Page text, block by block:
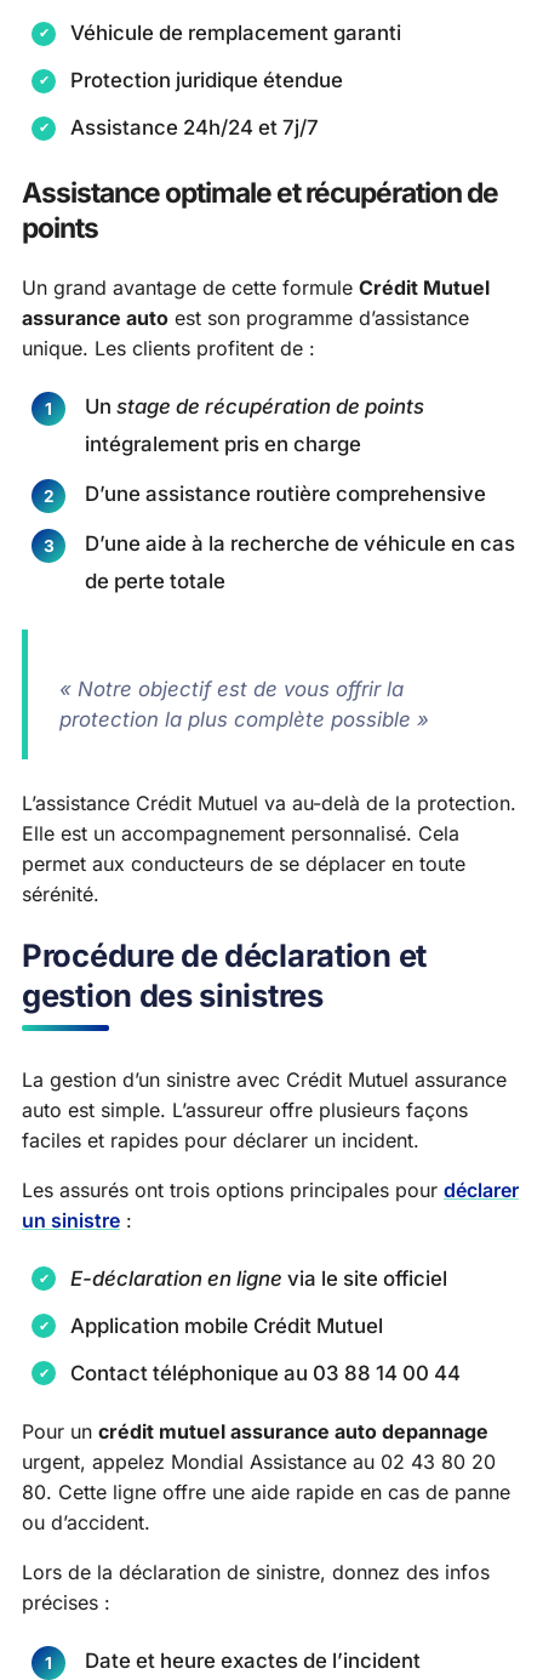
Véhicule de remplacement garanti
Protection juridique étendue
Assistance 24h/24 et 7j/7
Assistance optimale et récupération de
points
Un grand avantage de cette formule Crédit Mutuel
assurance auto est son programme d’assistance
unique. Les clients profitent de :
Un stage de récupération de points
intégralement pris en charge
D’une assistance routière comprehensive
D’une aide à la recherche de véhicule en cas
de perte totale
« Notre objectif est de vous offrir la
protection la plus complète possible »
L’assistance Crédit Mutuel va au-delà de la protection.
Elle est un accompagnement personnalisé. Cela
permet aux conducteurs de se déplacer en toute
sérénité.
Procédure de déclaration et
gestion des sinistres
La gestion d’un sinistre avec Crédit Mutuel assurance
auto est simple. L’assureur offre plusieurs façons
faciles et rapides pour déclarer un incident.
Les assurés ont trois options principales pour déclarer
un sinistre :
E-déclaration en ligne via le site officiel
Application mobile Crédit Mutuel
Contact téléphonique au 03 88 14 00 44
Pour un crédit mutuel assurance auto depannage
urgent, appelez Mondial Assistance au 02 43 80 20
80. Cette ligne offre une aide rapide en cas de panne
ou d’accident.
Lors de la déclaration de sinistre, donnez des infos
précises :
Date et heure exactes de l’incident